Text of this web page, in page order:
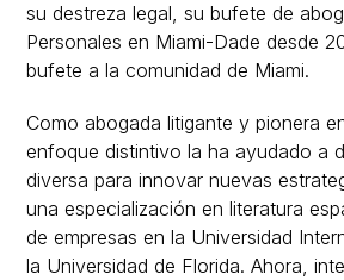
su destreza legal, su bufete de
Personales en Miami-Dade desde
bufete a la comunidad de Miami.
Como abogada litigante y pionera
enfoque distintivo la ha ayudado a
diversa para innovar nuevas
una especialización en literatura
de empresas en la Universidad
la Universidad de Florida. Ahora,